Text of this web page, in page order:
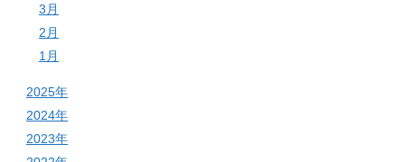
3月
2月
1月
2025年
2024年
2023年